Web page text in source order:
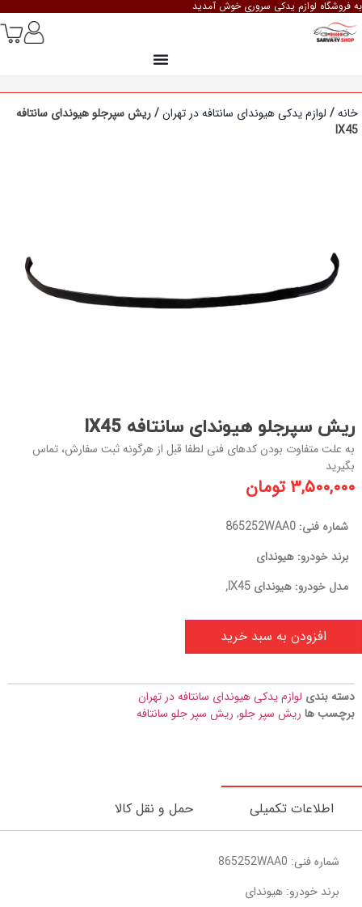
به فروشگاه لوازم یدکی سروری خوش آمدید
خانه/ لوازم یدکی هیوندای سانتافه در تهران/ ریش سپرجلو هیوندای سانتافه
IX45
ریش سپرجلو هیوندای سانتافه IX45
به علت متفاوت بودن کدهای فنی لطفا قبل از هرگونه ثبت سفارش، تماس
بگیرید
۳,۵۰۰,۰۰۰تومان
شماره فنی: 865252WAA0
برند خودرو: هیوندای
مدل خودرو: هیوندای IX45,
افزودن به سبد خرید
دسته بندی لوازم یدکی هیوندای سانتافه در تهران
برچسب ها ریش سپر جلو, ریش سپر جلو سانتافه
اطلاعات تکمیلی حمل و نقل کالا
شماره فنی: 865252WAA0
برند خودرو: هیوندای